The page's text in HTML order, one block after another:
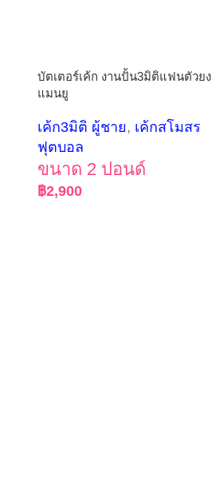
บัตเตอร์เค้ก งานปั้น3มิติแฟนตัวยง
แมนยู
เค้ก3มิติ ผู้ชาย, เค้กสโมสร
ฟุตบอล
ขนาด 2 ปอนด์
฿2,900